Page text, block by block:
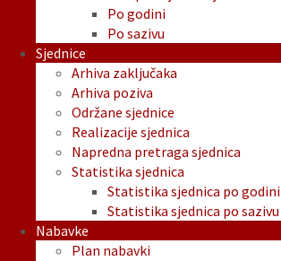
Po godini
Po sazivu
Sjednice
Arhiva zaključaka
Arhiva poziva
Održane sjednice
Realizacije sjednica
Napredna pretraga sjednica
Statistika sjednica
Statistika sjednica po godini
Statistika sjednica po sazivu
Nabavke
Plan nabavki